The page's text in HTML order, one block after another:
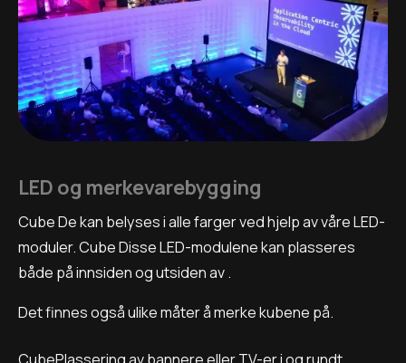
LED og merkevarebygging
Cube De kan belyses i alle farger ved hjelp av våre LED-
moduler. Cube Disse LED-modulene kan plasseres
både på innsiden og utsiden av .
Det finnes også ulike måter å merke kubene på.